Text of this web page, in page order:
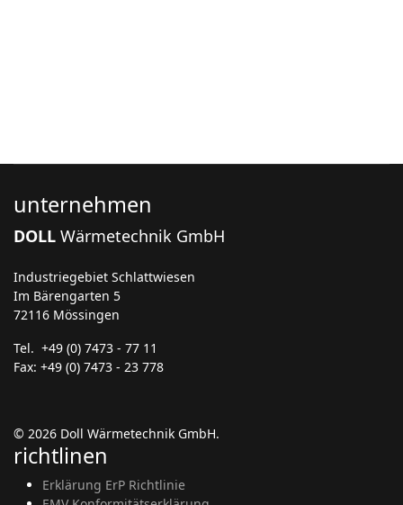
unternehmen
DOLL Wärmetechnik GmbH
Industriegebiet Schlattwiesen
Im Bärengarten 5
72116 Mössingen
Tel. +49 (0) 7473 - 77 11
Fax: +49 (0) 7473 - 23 778
© 2026 Doll Wärmetechnik GmbH.
richtlinen
Erklärung ErP Richtlinie